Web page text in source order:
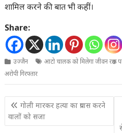
शामिल करने की बात भी कहीं।
Share:
उज्जैन आटो चालक को मिलेगा जीवन रक्षक
अरोपी गिरफ्तार
Post
navigation
गोली मारकर हत्या का प्रयास करने
वालों को सजा